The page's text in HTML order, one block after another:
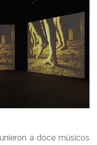
a doce músicos